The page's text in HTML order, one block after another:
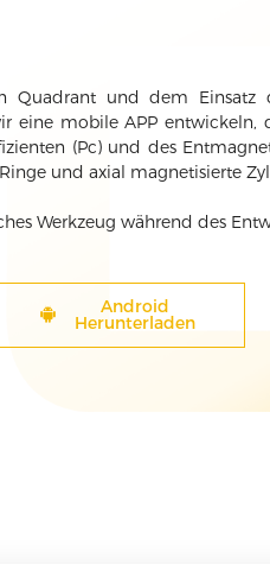
Quadrant und dem Einsatz
eine mobile APP
(Pc) und des
und axial magnetisierte
Werkzeug während des
Android
Herunterladen